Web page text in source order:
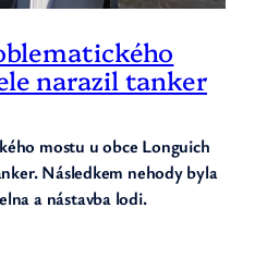
narazil tanker
mostu u obce Longuich
Následkem nehody byla
a nástavba lodi.